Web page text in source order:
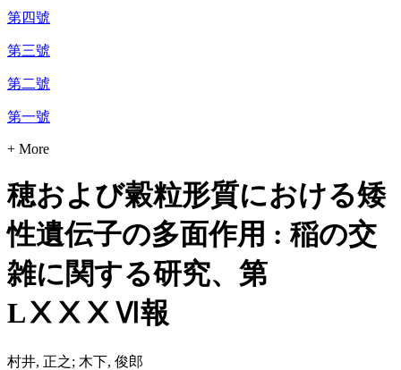
第四號
第三號
第二號
第一號
+ More
穂および糓粒形質における矮
性遺伝子の多面作用 : 稲の交
雑に関する研究、第
LⅩⅩⅩⅥ報
村井, 正之; 木下, 俊郎